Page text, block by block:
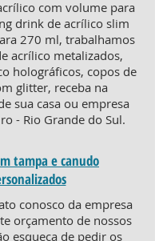
com volume para
drink de acrílico slim
270 ml, trabalhamos
acrílico metalizados,
holográficos, copos de
glitter, receba na
sua casa ou empresa
- Rio Grande do Sul.
tampa e canudo
conosco da empresa
orçamento de nossos
esqueça de pedir os